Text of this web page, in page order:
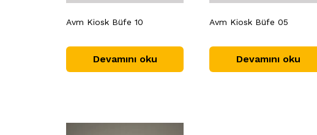
Avm Kiosk Büfe 10
Devamını oku
Avm Kiosk Büfe 05
Devamını oku